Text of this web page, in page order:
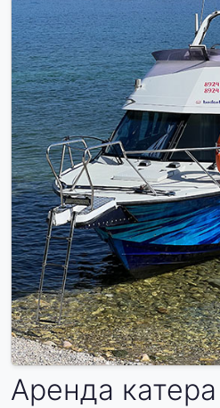
Аренда катера